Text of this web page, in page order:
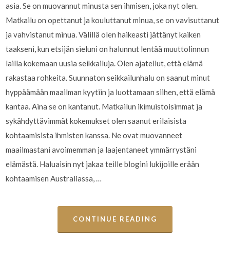
asia. Se on muovannut minusta sen ihmisen, joka nyt olen.
Matkailu on opettanut ja kouluttanut minua, se on vavisuttanut
ja vahvistanut minua. Välillä olen haikeasti jättänyt kaiken
taakseni, kun etsijän sieluni on halunnut lentää muuttolinnun
lailla kokemaan uusia seikkailuja. Olen ajatellut, että elämä
rakastaa rohkeita. Suunnaton seikkailunhalu on saanut minut
hyppäämään maailman kyytiin ja luottamaan siihen, että elämä
kantaa. Aina se on kantanut. Matkailun ikimuistoisimmat ja
sykähdyttävimmät kokemukset olen saanut erilaisista
kohtaamisista ihmisten kanssa. Ne ovat muovanneet
maailmastani avoimemman ja laajentaneet ymmärrystäni
elämästä. Haluaisin nyt jakaa teille blogini lukijoille erään
kohtaamisen Australiassa, …
CONTINUE READING